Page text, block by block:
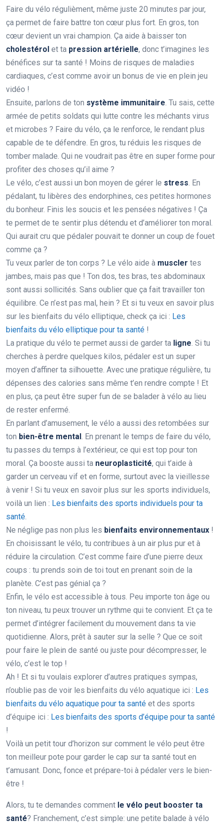
Faire du vélo régulièment, même juste 20 minutes par jour,
ça permet de faire battre ton cœur plus fort. En gros, ton
cœur devient un vrai champion. Ça aide à baisser ton
cholestérol et ta pression artérielle, donc t’imagines les
bénéfices sur ta santé ! Moins de risques de maladies
cardiaques, c’est comme avoir un bonus de vie en plein jeu
vidéo !
Ensuite, parlons de ton système immunitaire. Tu sais, cette
armée de petits soldats qui lutte contre les méchants virus
et microbes ? Faire du vélo, ça le renforce, le rendant plus
capable de te défendre. En gros, tu réduis les risques de
tomber malade. Qui ne voudrait pas être en super forme pour
profiter des choses qu’il aime ?
Le vélo, c’est aussi un bon moyen de gérer le stress. En
pédalant, tu libères des endorphines, ces petites hormones
du bonheur. Finis les soucis et les pensées négatives ! Ça
te permet de te sentir plus détendu et d’améliorer ton moral.
Qui aurait cru que pédaler pouvait te donner un coup de fouet
comme ça ?
Tu veux parler de ton corps ? Le vélo aide à muscler tes
jambes, mais pas que ! Ton dos, tes bras, tes abdominaux
sont aussi sollicités. Sans oublier que ça fait travailler ton
équilibre. Ce n’est pas mal, hein ? Et si tu veux en savoir plus
sur les bienfaits du vélo elliptique, check ça ici : Les
bienfaits du vélo elliptique pour ta santé !
La pratique du vélo te permet aussi de garder ta ligne. Si tu
cherches à perdre quelques kilos, pédaler est un super
moyen d’affiner ta silhouette. Avec une pratique régulière, tu
dépenses des calories sans même t’en rendre compte ! Et
en plus, ça peut être super fun de se balader à vélo au lieu
de rester enfermé.
En parlant d’amusement, le vélo a aussi des retombées sur
ton bien-être mental . En prenant le temps de faire du vélo,
tu passes du temps à l’extérieur, ce qui est top pour ton
moral. Ça booste aussi ta neuroplasticité, qui t’aide à
garder un cerveau vif et en forme, surtout avec la vieillesse
à venir ! Si tu veux en savoir plus sur les sports individuels,
voilà un lien : Les bienfaits des sports individuels pour ta
santé.
Ne néglige pas non plus les bienfaits environnementaux !
En choisissant le vélo, tu contribues à un air plus pur et à
réduire la circulation. C’est comme faire d’une pierre deux
coups : tu prends soin de toi tout en prenant soin de la
planète. C’est pas génial ça ?
Enfin, le vélo est accessible à tous. Peu importe ton âge ou
ton niveau, tu peux trouver un rythme qui te convient. Et ça te
permet d’intégrer facilement du mouvement dans ta vie
quotidienne. Alors, prêt à sauter sur la selle ? Que ce soit
pour faire le plein de santé ou juste pour décompresser, le
vélo, c’est le top !
Ah ! Et si tu voulais explorer d’autres pratiques sympas,
n’oublie pas de voir les bienfaits du vélo aquatique ici : Les
bienfaits du vélo aquatique pour ta santé et des sports
d’équipe ici : Les bienfaits des sports d’équipe pour ta santé
!
Voilà un petit tour d’horizon sur comment le vélo peut être
ton meilleur pote pour garder le cap sur ta santé tout en
t’amusant. Donc, fonce et prépare-toi à pédaler vers le bien-
être !
Alors, tu te demandes comment le vélo peut booster ta
santé? Franchement, c’est simple: une petite balade à vélo